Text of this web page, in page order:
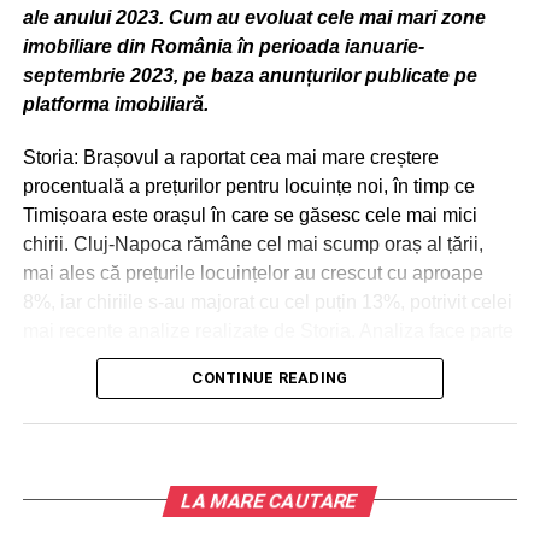
ale anului 2023. Cum au evoluat cele mai mari zone
imobiliare din România în perioada ianuarie-
septembrie 2023, pe baza anunțurilor publicate pe
platforma imobiliară.
Storia: Brașovul a raportat cea mai mare creștere
procentuală a prețurilor pentru locuințe noi, în timp ce
Timișoara este orașul în care se găsesc cele mai mici
chirii. Cluj-Napoca rămâne cel mai scump oraș al țării,
mai ales că prețurile locuințelor au crescut cu aproape
8%, iar chiriile s-au majorat cu cel puțin 13%, potrivit celei
din inițiativa „Drumul inteligent spre acasă”, prin care
brandul își propune să contribuie la transparentizarea
CONTINUE READING
LA MARE CAUTARE